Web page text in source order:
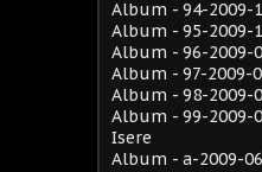
Album - 94-2009-
Album - 95-2009-
Album - 96-2009-
Album - 97-
Album - 98-2009-
Album - 99-2009-
Isere
Album - a-2009-